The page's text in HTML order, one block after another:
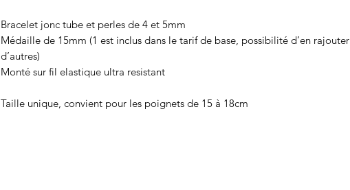
Bracelet jonc tube et perles de 4 et 5mm
Médaille de 15mm (1 est inclus dans le tarif de base, possibilité d’en rajouter
d’autres)
Monté sur fil elastique ultra resistant
Taille unique, convient pour les poignets de 15 à 18cm